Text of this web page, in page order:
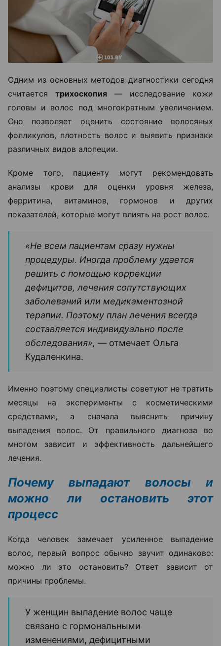
Одним из основных методов диагностики сегодня
считается трихоскопия — исследование кожи
головы и волос под многократным увеличением.
Оно позволяет оценить состояние волосяных
фолликулов, плотность волос и выявить признаки
различных видов алопеции.
Кроме того, пациенту могут рекомендовать
анализы крови для оценки уровня железа,
ферритина, витаминов, гормонов и других
показателей, которые могут влиять на рост волос.
«Не всем пациентам сразу нужны
процедуры. Иногда проблему удается
решить с помощью коррекции
дефицитов, лечения сопутствующих
заболеваний или медикаментозной
терапии. Поэтому план лечения всегда
составляется индивидуально после
обследования», — отмечает Ольга
Кудаленкина.
Именно поэтому специалисты советуют не тратить
месяцы на эксперименты с косметическими
средствами, а сначала выяснить причину
выпадения волос. От правильного диагноза во
многом зависит и эффективность дальнейшего
лечения.
Почему выпадают волосы и
можно ли остановить этот
процесс
Когда человек замечает усиленное выпадение
волос, первый вопрос обычно звучит одинаково:
можно ли это остановить? Ответ зависит от
причины проблемы.
У женщин выпадение волос чаще
связано с гормональными
изменениями, дефицитными